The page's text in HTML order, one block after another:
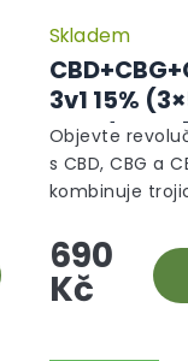
3v1 15%
spectrum,
Ochranný
Skladem
690
Kč
Objevte
s CBD, CBG a
kombinuje
efekt. CBD,
známé pro své
a...